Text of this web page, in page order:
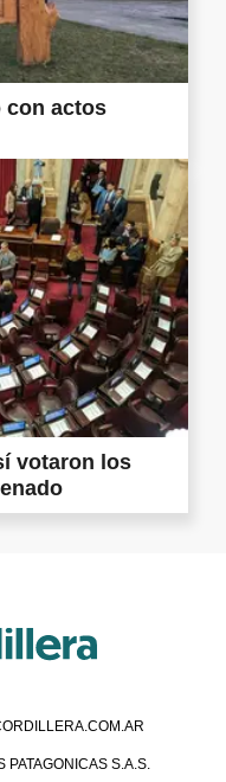
con actos
votaron los
PATAGONICAS S.A.S.